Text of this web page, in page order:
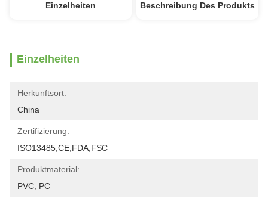
Einzelheiten Beschreibung Des Produkts
Einzelheiten
Herkunftsort:
China
Zertifizierung:
ISO13485,CE,FDA,FSC
Produktmaterial:
PVC, PC